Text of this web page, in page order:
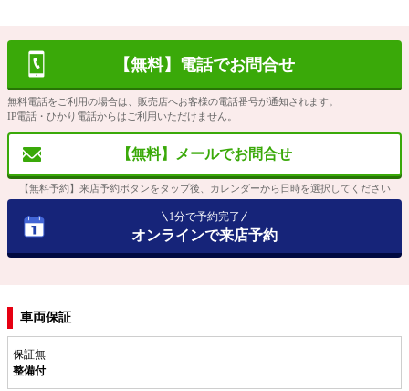
【無料】電話でお問合せ
無料電話をご利用の場合は、販売店へお客様の電話番号が通知されます。
IP電話・ひかり電話からはご利用いただけません。
【無料】メールでお問合せ
【無料予約】来店予約ボタンをタップ後、カレンダーから日時を選択してください
1分で予約完了
オンラインで来店予約
車両保証
保証無
整備付